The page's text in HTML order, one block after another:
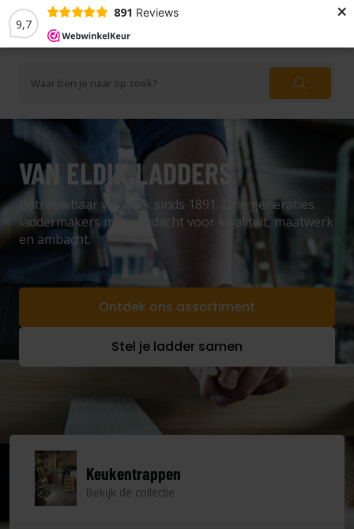
9,7
891 Reviews ×
VAN ELDIK LADDERS
Betrouwbaar vakwerk sinds 1891. Drie generaties
laddermakers met aandacht voor kwaliteit, maatwerk
en ambacht.
Ontdek ons assortiment
Stel je ladder samen
Keukentrappen
Bekijk de collectie